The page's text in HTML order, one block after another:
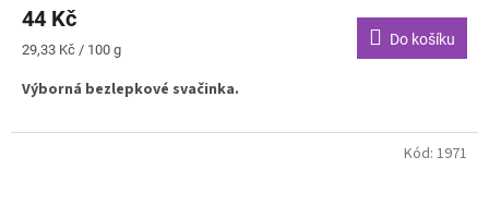
44 Kč
Měrná
29,33 Kč / 100 g
Do košíku
Výborná bezlepkové svačinka.
Kód: 1971